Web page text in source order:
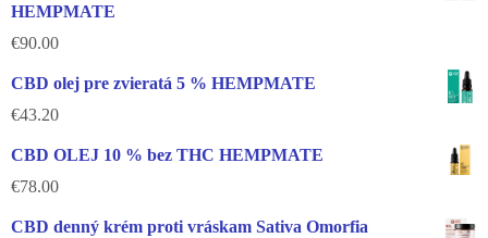
HEMPMATE
€90.00
CBD olej pre zvieratá 5 % HEMPMATE
€43.20
CBD OLEJ 10 % bez THC HEMPMATE
€78.00
CBD denný krém proti vráskam Sativa Omorfia